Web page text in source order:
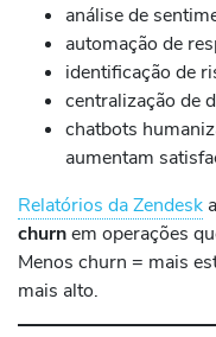
análise de
automação de
identificação de
centralização de
chatbots
aumentam
Relatórios da Zendesk
churnem operações
Menos churn = mais
mais alto.